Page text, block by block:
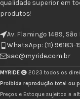
qualidade superior em
produtos!
Av. Flamingo 1489, São
WhatsApp: (11) 96183-
sac@myride.com.br
MYRIDE
2023 todos os
Proibida reprodução total ou
Preços e Estoque sujeitos a